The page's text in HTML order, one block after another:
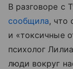
В разговоре с
сообщила, что
и «токсичные
психолог
люди вокруг